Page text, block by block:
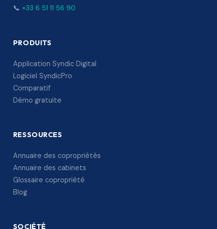
📞 +33 6 51 11 56 90
PRODUITS
Application Syndic Digital
Logiciel SyndicPro
Comparatif
Démo gratuite
RESSOURCES
Annuaire des copropriétés
Annuaire des cabinets
Glossaire copropriété
Blog
SOCIÉTÉ